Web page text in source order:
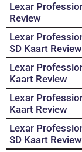
Lexar
Review
Lexar
SD Kaart Review
Lexar
Kaart Review
Lexar
Kaart Review
Lexar
SD Kaart Review